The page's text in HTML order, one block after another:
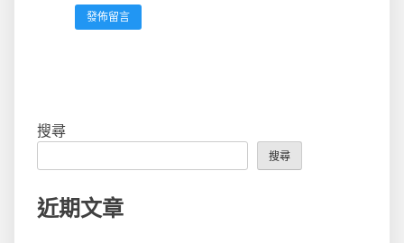
搜尋
搜尋
近期文章